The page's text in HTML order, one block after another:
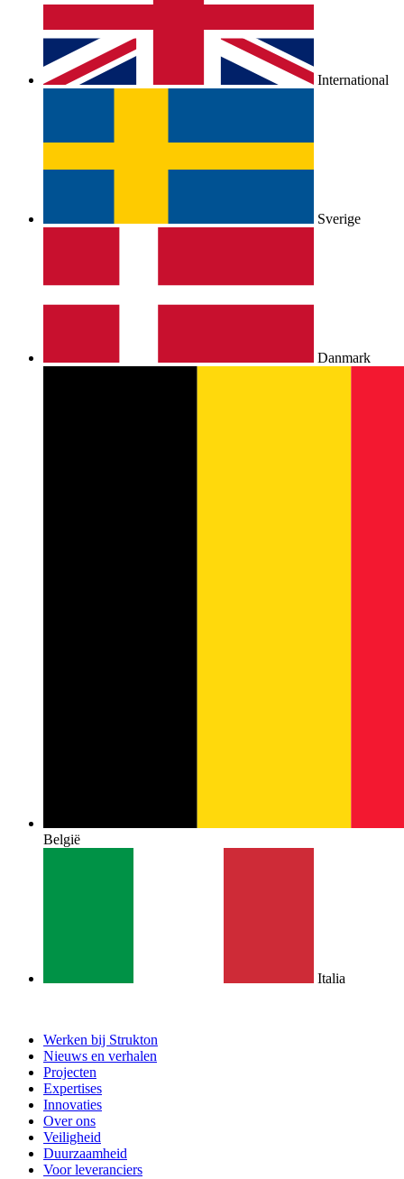
International
Sverige
Danmark
België
Italia
Werken bij Strukton
Nieuws en verhalen
Projecten
Expertises
Innovaties
Over ons
Veiligheid
Duurzaamheid
Voor leveranciers